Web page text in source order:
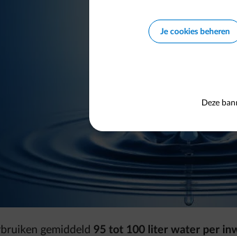
gemiddeld 95 tot 100 liter water per
Je cookies beheren
Deze